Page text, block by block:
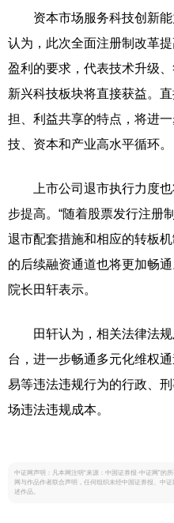
资本市场服务科技创新能
认为，此次全面注册制改革
盈利的要求，代表技术升级
新兴科技板块将直接获益。
担、利益共享的特点，将进
技、资本和产业高水平循环。
上市公司退市执行力度也
步提高。“随着股票发行注册
退市配套措施和相应的转板
的后续融资通道也将更加畅
院长田轩表示。
田轩认为，相关法律法规
台，进一步畅通多元化维权
易等违法违规行为的行政、
场违法违规成本。
中证网声明：凡本网注明“来源：中国证券报·中证网”的
网与作品作者联合声明，任何组织未经中国证券报、中
述作品。